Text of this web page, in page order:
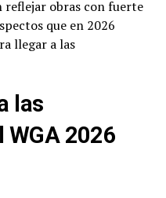
reflejar obras con fuerte
que en 2026
llegar a las
las
WGA 2026